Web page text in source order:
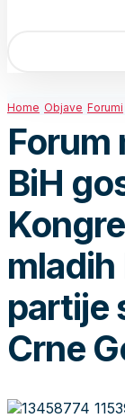
Home Objave Forumi
Forum
BiH
mladih
partije
Crne